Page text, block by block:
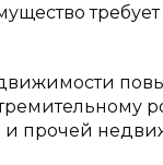
требует
и прочей